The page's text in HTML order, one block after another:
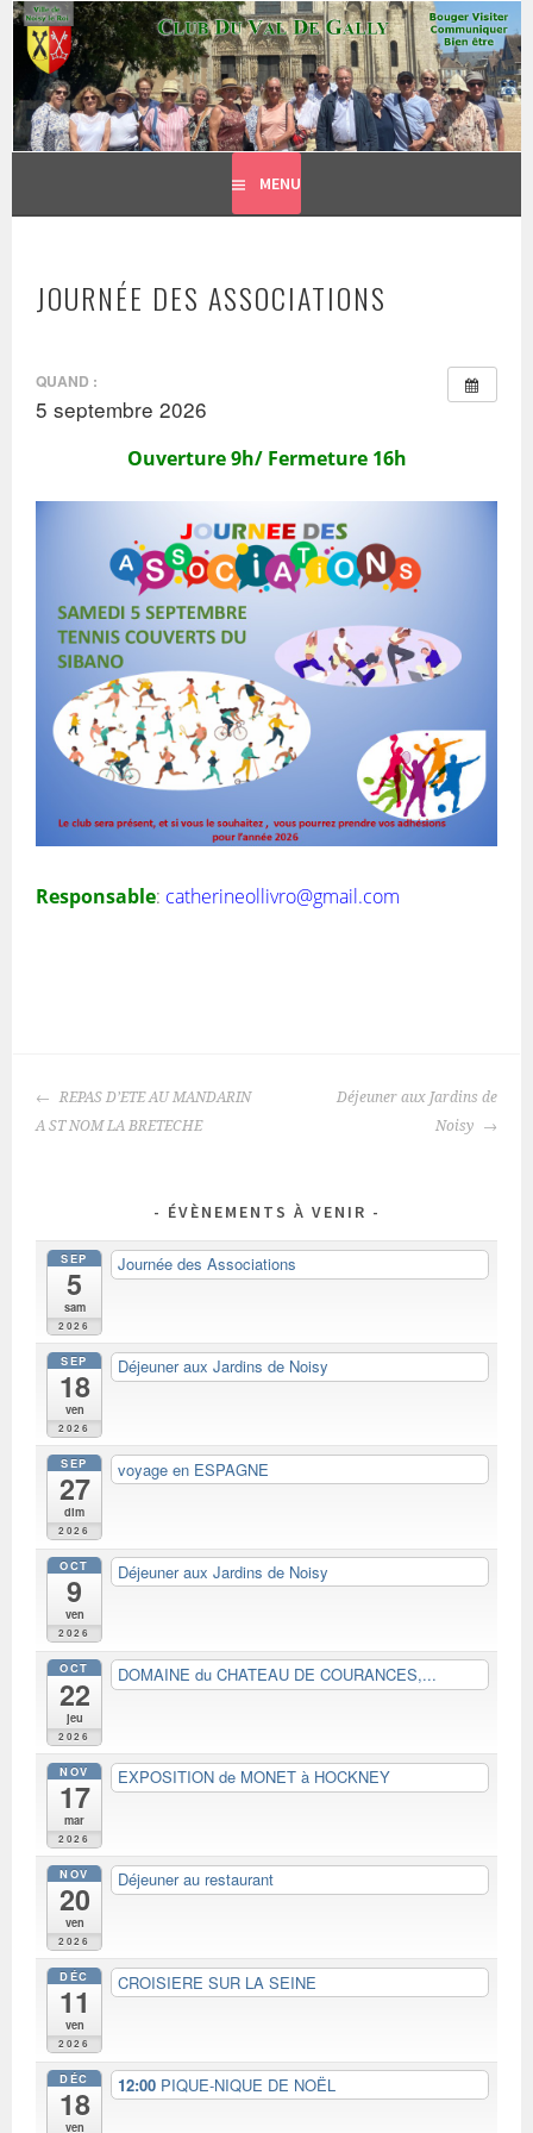
Aller
contenu
principal
CLUB DU VAL DE GALLY
BOUGER, VISITER, COMMUNIQUER = BIEN ÊTRE
MENU
JOURNÉE DES ASSOCIATIONS
QUAND :
5 septembre 2026
Ouverture 9h/ Fermeture 16h
Responsable: catherineollivro@gmail.com
NAVIGATION
DES
REPAS D’ETE AU MANDARIN
A ST NOM LA BRETECHE
Déjeuner aux Jardins de
Noisy
ÉVÈNEMENTS À VENIR
SEP
5
sam
2026
Journée des Associations
SEP
18
ven
2026
Déjeuner aux Jardins de Noisy
SEP
27
dim
2026
voyage en ESPAGNE
OCT
9
ven
2026
Déjeuner aux Jardins de Noisy
OCT
22
jeu
2026
DOMAINE du CHATEAU DE COURANCES,...
NOV
17
mar
2026
EXPOSITION de MONET à HOCKNEY
NOV
20
ven
2026
Déjeuner au restaurant
DÉC
11
ven
2026
CROISIERE SUR LA SEINE
DÉC
18
ven
12:00 PIQUE-NIQUE DE NOËL